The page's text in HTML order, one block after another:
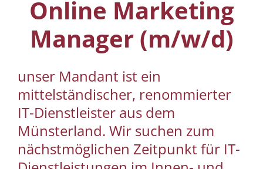
Online Marketing
Manager (m/w/d)
unser Mandant ist ein
mittelständischer, renommierter
IT-Dienstleister aus dem
Münsterland. Wir suchen zum
nächstmöglichen Zeitpunkt für IT-